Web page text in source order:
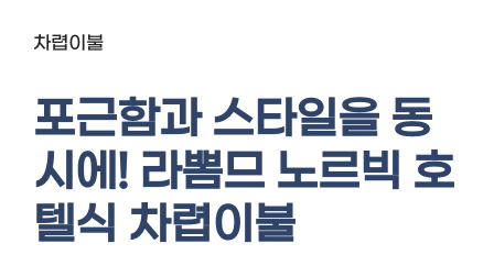
차렵이불
포근함과 스타일을 동
시에! 라뽐므 노르빅 호
텔식 차렵이불